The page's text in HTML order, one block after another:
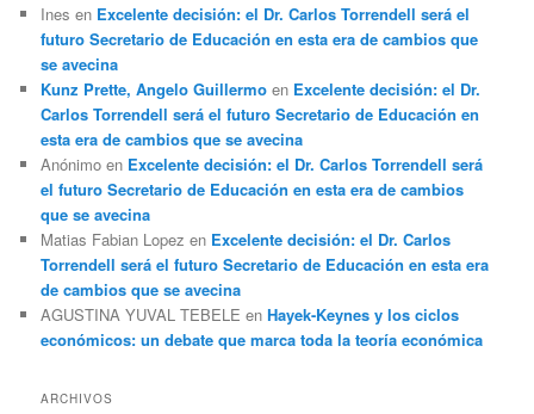
Ines en Excelente decisión: el Dr. Carlos Torrendell será el
futuro Secretario de Educación en esta era de cambios que
se avecina
Kunz Prette, Angelo Guillermo en Excelente decisión: el Dr.
Carlos Torrendell será el futuro Secretario de Educación en
esta era de cambios que se avecina
Anónimo en Excelente decisión: el Dr. Carlos Torrendell será
el futuro Secretario de Educación en esta era de cambios
que se avecina
Matias Fabian Lopez en Excelente decisión: el Dr. Carlos
Torrendell será el futuro Secretario de Educación en esta era
de cambios que se avecina
AGUSTINA YUVAL TEBELE enHayek-Keynes y los ciclos
económicos: un debate que marca toda la teoría económica
ARCHIVOS